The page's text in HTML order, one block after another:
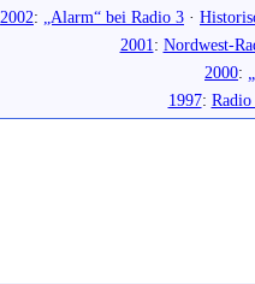
2002: „Alarm“ bei Radio 3 ·
2001: Nordwest-
2000:
1997: